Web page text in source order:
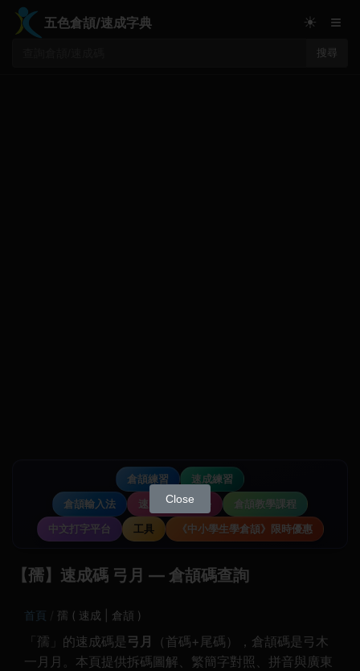
五色倉頡/速成字典
搜尋
☀ ≡
倉頡練習
速成練習
倉頡輸入法
速成輸入法教學
倉頡教學課程
中文打字平台
工具 《中小學生學倉頡》限時優惠
【孺】速成碼 弓月 — 倉頡碼查詢
首頁 孺 ( 速成 | 倉頡 )
「孺」的速成碼是 弓月
（首碼+尾碼），倉頡碼是弓木
一月月。本頁提供拆碼圖解、繁簡字對照、拼音與廣東
Close